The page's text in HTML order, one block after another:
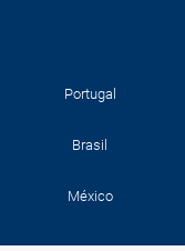
Portugal
Brasil
México